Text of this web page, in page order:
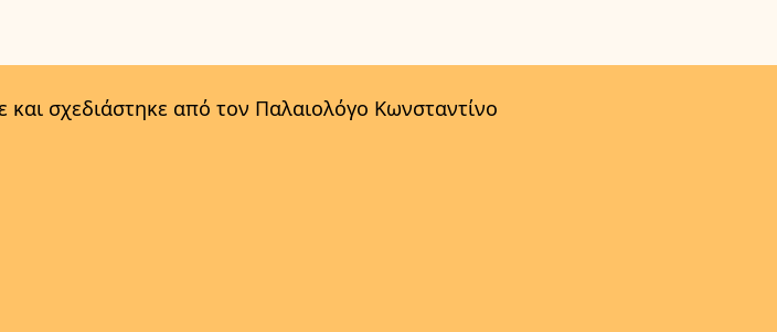
και σχεδιάστηκε από τον Παλαιολόγο Κωνσταντίνο